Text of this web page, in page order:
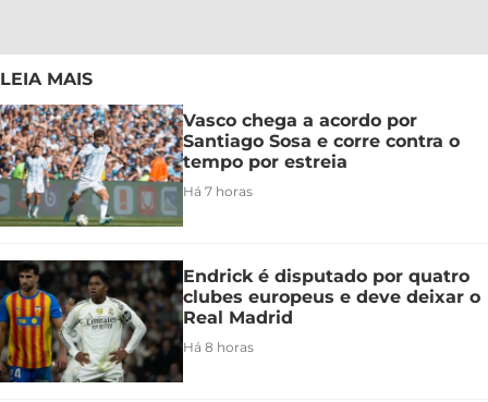
LEIA MAIS
Vasco chega a acordo por
Santiago Sosa e corre contra o
tempo por estreia
Há 7 horas
Endrick é disputado por quatro
clubes europeus e deve deixar o
Real Madrid
Há 8 horas